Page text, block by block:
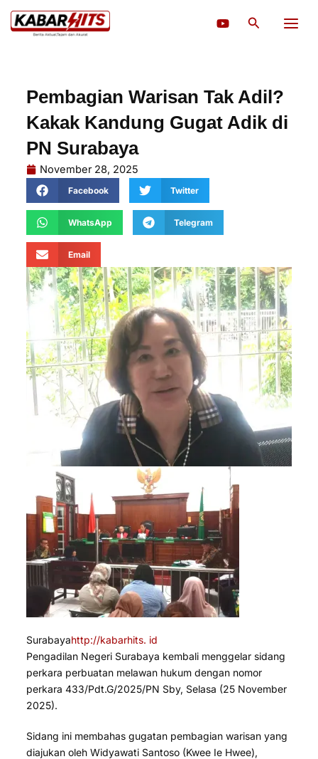
Lewati
ke
Cari
Pembagian Warisan Tak Adil?
Kakak Kandung Gugat Adik di
PN Surabaya
November 28, 2025
Facebook Twitter
WhatsApp Telegram
Email
Surabayahttp://kabarhits. id
Pengadilan Negeri Surabaya kembali menggelar sidang
perkara perbuatan melawan hukum dengan nomor
perkara 433/Pdt.G/2025/PN Sby, Selasa (25 November
2025).
Sidang ini membahas gugatan pembagian warisan yang
diajukan oleh Widyawati Santoso (Kwee Ie Hwee),